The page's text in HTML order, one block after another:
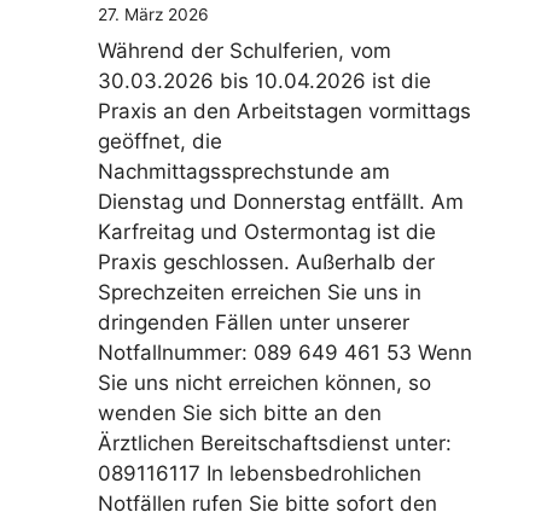
27. März 2026
Während der Schulferien, vom
30.03.2026 bis 10.04.2026 ist die
Praxis an den Arbeitstagen vormittags
geöffnet, die
Nachmittagssprechstunde am
Dienstag und Donnerstag entfällt. Am
Karfreitag und Ostermontag ist die
Praxis geschlossen. Außerhalb der
Sprechzeiten erreichen Sie uns in
dringenden Fällen unter unserer
Notfallnummer: 089 649 461 53 Wenn
Sie uns nicht erreichen können, so
wenden Sie sich bitte an den
Ärztlichen Bereitschaftsdienst unter:
089116117 In lebensbedrohlichen
Notfällen rufen Sie bitte sofort den